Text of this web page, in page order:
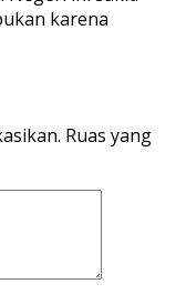
karena
Ruas yang